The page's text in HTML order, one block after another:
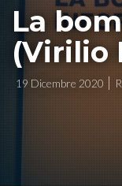
La
(Virilio
19 Dicembre 2020